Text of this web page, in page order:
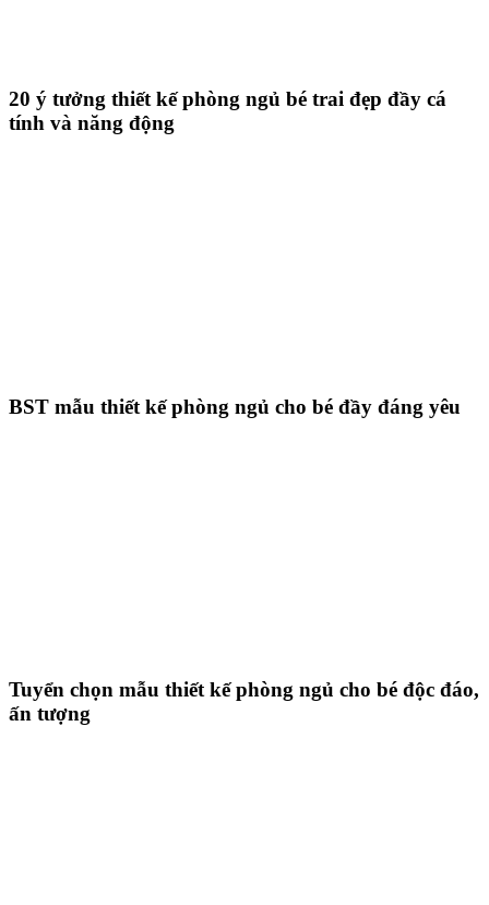
20 ý tưởng thiết kế phòng ngủ bé trai đẹp đầy cá
tính và năng động
BST mẫu thiết kế phòng ngủ cho bé đầy đáng yêu
Tuyển chọn mẫu thiết kế phòng ngủ cho bé độc đáo,
ấn tượng